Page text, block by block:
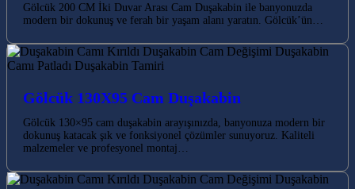
Gölcük 200 CM İki Duvar Arası Cam Duşakabin ile banyonuzda
modern bir dokunuş ve ferah bir yaşam alanı yaratın. Gölcük’ün…
Gölcük 130X95 Cam Duşakabin
Gölcük 130×95 cam duşakabin arayışınızda, banyonuza modern bir
dokunuş katacak şık ve fonksiyonel çözümler sunuyoruz. Kaliteli
malzemeler ve profesyonel montaj…